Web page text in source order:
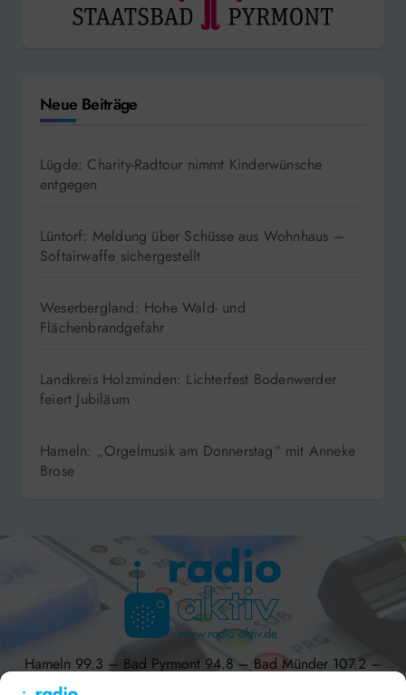
Neue Beiträge
Lügde: Charity-Radtour nimmt Kinderwünsche
entgegen
Lüntorf: Meldung über Schüsse aus Wohnhaus –
Softairwaffe sichergestellt
Weserbergland: Hohe Wald- und
Flächenbrandgefahr
Landkreis Holzminden: Lichterfest Bodenwerder
feiert Jubiläum
Hameln: „Orgelmusik am Donnerstag“ mit Anneke
Brose
Hameln 99.3 – Bad Pyrmont 94.8 – Bad Münder 107.2 –
DAB+ 9C